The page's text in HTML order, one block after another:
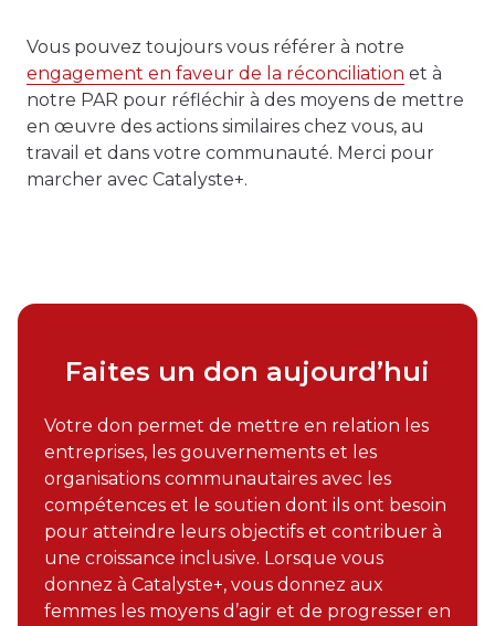
Vous pouvez toujours vous référer à notre
engagement en faveur de la réconciliation et à
notre PAR pour réfléchir à des moyens de mettre
en œuvre des actions similaires chez vous, au
travail et dans votre communauté. Merci pour
marcher avec Catalyste+.
Faites un don aujourd’hui
Votre don permet de mettre en relation les
entreprises, les gouvernements et les
organisations communautaires avec les
compétences et le soutien dont ils ont besoin
pour atteindre leurs objectifs et contribuer à
une croissance inclusive. Lorsque vous
donnez à Catalyste+, vous donnez aux
femmes les moyens d’agir et de progresser en